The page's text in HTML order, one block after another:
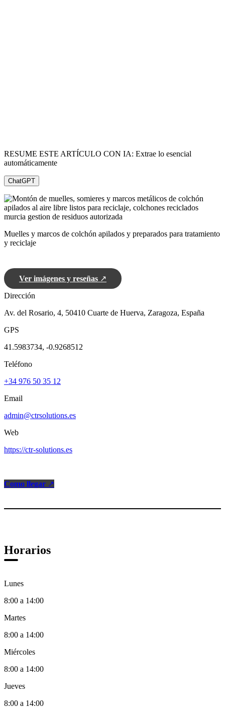
RESUME ESTE ARTÍCULO CON IA: Extrae lo esencial
automáticamente
ChatGPT
Muelles y marcos de colchón apilados y preparados para tratamiento
y reciclaje
Ver imágenes y reseñas ↗
Dirección
Av. del Rosario, 4, 50410 Cuarte de Huerva, Zaragoza, España
GPS
41.5983734, -0.9268512
Teléfono
+34 976 50 35 12
Email
admin@ctrsolutions.es
Web
https://ctr-solutions.es
Como llegar ↗
Horarios
Lunes
8:00 a 14:00
Martes
8:00 a 14:00
Miércoles
8:00 a 14:00
Jueves
8:00 a 14:00